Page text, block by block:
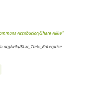
Attribution/Share Alike“
wiki/Star_Trek:_Enterprise